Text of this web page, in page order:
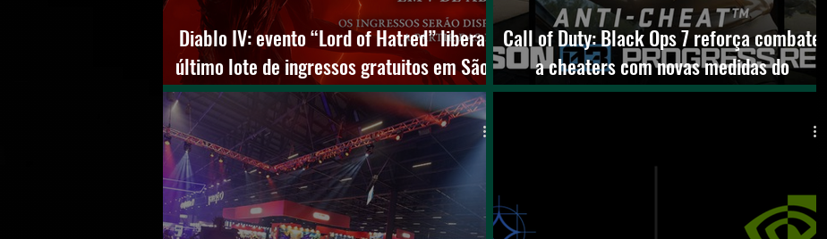
Diablo IV: evento “Lord of Hatred” libera
último lote de ingressos gratuitos em São
Paulo
Call of Duty: Black Ops 7 reforça combate
a cheaters com novas medidas do
RICOCHET na Temporada 3